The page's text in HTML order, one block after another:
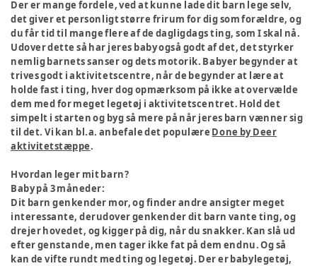
Der er mange fordele, ved at kunne lade dit barn lege selv,
det giver et personligt større frirum for dig som forældre, og
du får tid til mange flere af de dagligdags ting, som I skal nå.
Udover dette så har jeres baby også godt af det, det styrker
nemlig barnets sanser og dets motorik. Babyer begynder at
trives godt i aktivitetscentre, når de begynder at lære at
holde fast i ting, hver dog opmærksom på ikke at overvælde
dem med for meget legetøj i aktivitetscentret. Hold det
simpelt i starten og byg så mere på når jeres barn vænner sig
til det. Vi kan bl.a. anbefale det populære Done by Deer
aktivitetstæppe.
Hvordan leger mit barn?
Baby på 3 måneder:
Dit barn genkender mor, og finder andre ansigter meget
interessante, derudover genkender dit barn vante ting, og
drejer hovedet, og kigger på dig, når du snakker. Kan slå ud
efter genstande, men tager ikke fat på dem endnu. Og så
kan de vifte rundt med ting og legetøj. Der er babylegetøj,